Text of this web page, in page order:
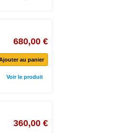
680,00 €
au panier
Voir le produit
360,00 €